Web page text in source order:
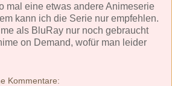
mal eine etwas andere Animeserie
kann ich die Serie nur empfehlen.
als BluRay nur noch gebraucht
on Demand, wofür man leider
Kommentare: